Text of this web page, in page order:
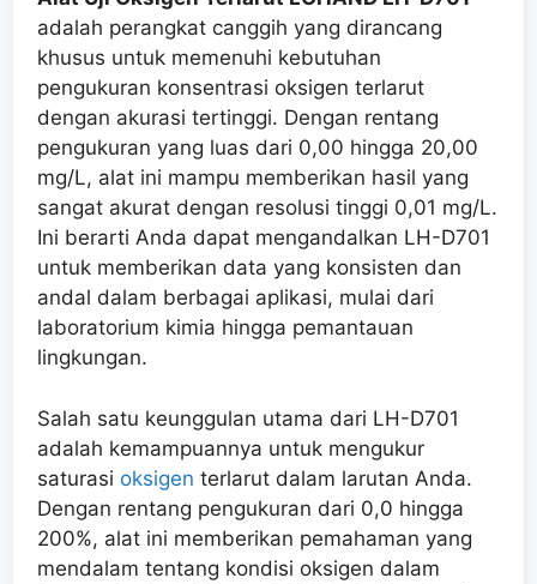
adalah perangkat canggih yang dirancang
khusus untuk memenuhi kebutuhan
pengukuran konsentrasi oksigen terlarut
dengan akurasi tertinggi. Dengan rentang
pengukuran yang luas dari 0,00 hingga 20,00
mg/L, alat ini mampu memberikan hasil yang
sangat akurat dengan resolusi tinggi 0,01 mg/L.
Ini berarti Anda dapat mengandalkan LH-D701
untuk memberikan data yang konsisten dan
andal dalam berbagai aplikasi, mulai dari
laboratorium kimia hingga pemantauan
lingkungan.
Salah satu keunggulan utama dari LH-D701
adalah kemampuannya untuk mengukur
saturasi oksigen terlarut dalam larutan Anda.
Dengan rentang pengukuran dari 0,0 hingga
200%, alat ini memberikan pemahaman yang
mendalam tentang kondisi oksigen dalam